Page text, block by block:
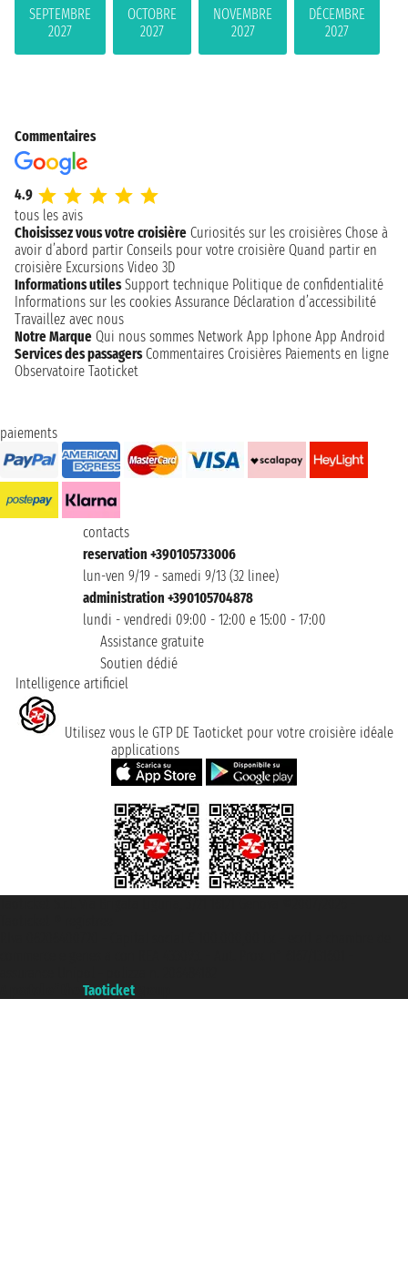
SEPTEMBRE
2027
OCTOBRE
2027
NOVEMBRE
2027
DÉCEMBRE
2027
Commentaires
4.9
tous les avis
Choisissez vous votre croisière Curiosités sur les croisières Chose à
avoir d’abord partir Conseils pour votre croisière Quand partir en
croisière Excursions Video 3D
Informations utiles Support technique Politique de confidentialité
Informations sur les cookies Assurance Déclaration d’accessibilité
Travaillez avec nous
Notre Marque Qui nous sommes Network App Iphone App Android
Services des passagers Commentaires Croisières Paiements en ligne
Observatoire Taoticket
paiements
contacts
reservation +390105733006
lun-ven 9/19 - samedi 9/13 (32 linee)
administration +390105704878
lundi - vendredi 09:00 - 12:00 e 15:00 - 17:00
Assistance gratuite
Soutien dédié
Intelligence artificiel
Utilisez vous le GTP DE Taoticket pour votre croisière idéale
applications
Taoticket